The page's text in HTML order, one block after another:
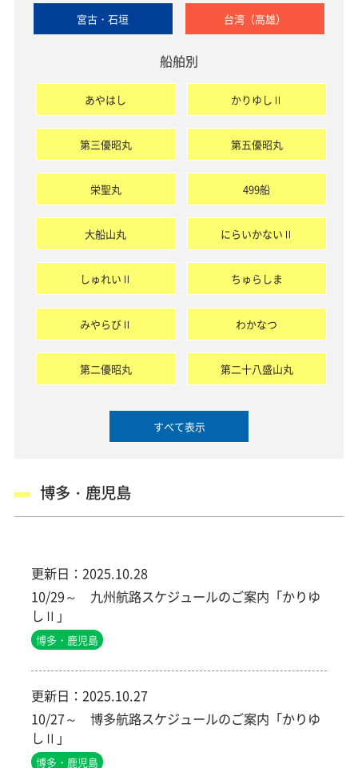
宮古・石垣 台湾（高雄）
船舶別
あやはし かりゆしⅡ
第三優昭丸 第五優昭丸
栄聖丸 499船
大船山丸 にらいかないⅡ
しゅれいⅡ ちゅらしま
みやらびⅡ わかなつ
第二優昭丸 第二十八盛山丸
すべて表示
博多・鹿児島
更新日： 2025.10.28
10/29～ 九州航路スケジュールのご案内「かりゆ
しⅡ」
博多・鹿児島
更新日： 2025.10.27
10/27～ 博多航路スケジュールのご案内「かりゆ
しⅡ」
博多・鹿児島